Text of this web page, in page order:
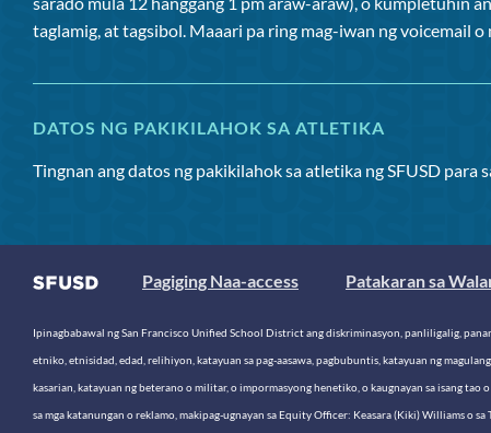
taglamig, at tagsibol. Maaari pa ring mag-iwan ng voicemail
DATOS NG PAKIKILAHOK SA ATLETIKA
Tingnan ang datos ng pakikilahok sa atletika ng SFUSD para
Pagiging Naa-access Patakaran sa
Ipinagbabawal ng San Francisco Unified School District ang diskriminasyon, panliligalig,
etniko, etnisidad, edad, relihiyon, katayuan sa pag-aasawa, pagbubuntis, katayuan ng
kasarian, katayuan ng beterano o militar, o impormasyong henetiko, o kaugnayan sa isang
sa mga katanungan o reklamo, makipag-ugnayan sa Equity Officer: Keasara (Kiki) Williams o